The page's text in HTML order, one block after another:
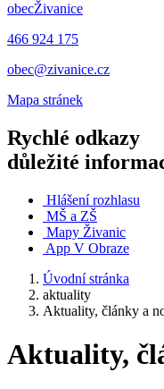
obecŽivanice
466 924 175
obec@zivanice.cz
Mapa stránek
Rychlé odkazy
důležité
Hlášení rozhlasu
MŠ a ZŠ
Mapy Živanic
App V Obraze
Úvodní stránka
aktuality
Aktuality, články a
Aktuality,